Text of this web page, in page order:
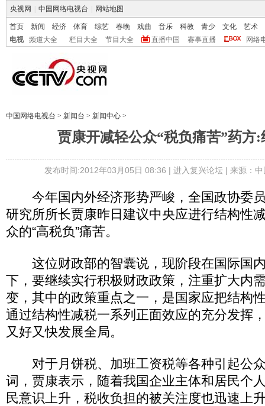
央视网 中国网络电视台 网站地图
首页 新闻 经济 体育 综艺 春晚 戏曲 音乐 科教 青少 文化
艺术
电视
频道大全 栏目大全 节目大全 直播中国 赛事直播 网络
中国网络电视台 > 新闻台 > 新闻中心 >
贾康开减轻公众“税负痛苦”药方
发布时间:2012年03月05日 08:36 | 进入复兴论坛| 来源：
今年国内外经济形势严峻，全国政协委
研究所所长贾康昨日建议中央应进行结构性
众的“高税负”痛苦。
这位财政部的智囊说，现阶段在国际国
下，要继续实行积极财政政策，注重扩大内
变，其中的政策重点之一，是国家应把结构
通过结构性减税一系列正面效应的充分发挥
又好又快发展全局。
对于月饼税、加班工资税等各种引起公众
词，贾康表示，随着我国企业主体和居民个
民意识上升，税收负担的被关注度也迅速上